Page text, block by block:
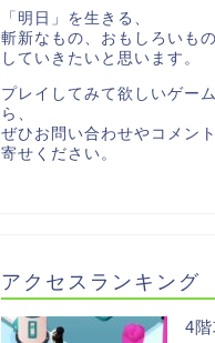
「明日」を生きる、
斬新なもの、おもしろいも
していきたいと思います。
プレイしてみて欲しいゲー
ら、
ぜひお問い合わせやコメン
寄せください。
アクセスランキング
4